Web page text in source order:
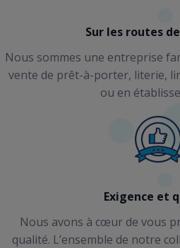
Sur les routes
Nous sommes une entreprise
vente de prêt-à-porter, literie,
ou en
Exigence et
Nous avons à cœur de vous
qualité. L’ensemble de notre